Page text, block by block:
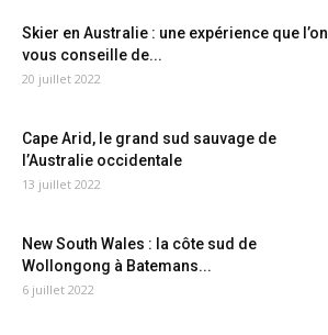
Skier en Australie : une expérience que l’on
vous conseille de...
20 juillet 2022
Cape Arid, le grand sud sauvage de
l’Australie occidentale
13 juillet 2022
New South Wales : la côte sud de
Wollongong à Batemans...
6 juillet 2022